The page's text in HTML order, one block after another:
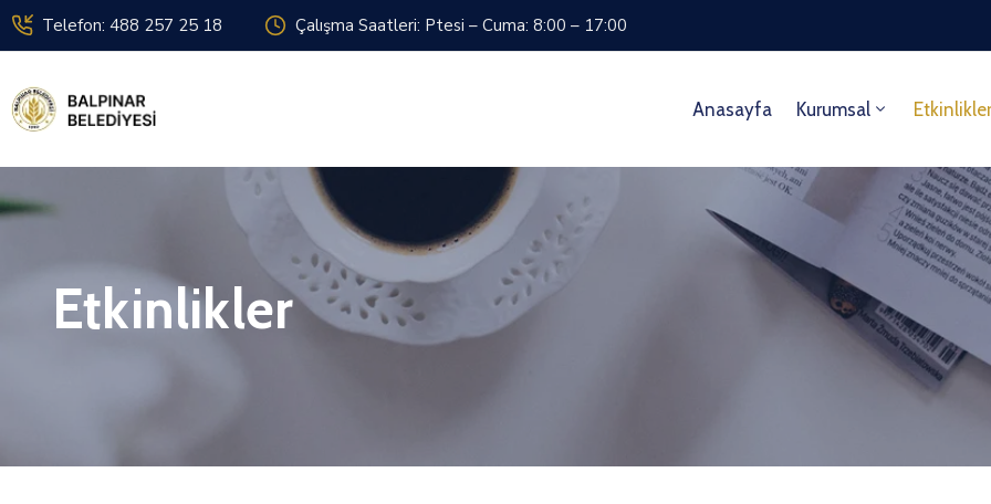
Telefon: 488 257 25 18 Çalışma Saatleri: Ptesi – Cuma: 8:00 – 17:00
Anasayfa Kurumsal Etkinlikler
Etkinlikler